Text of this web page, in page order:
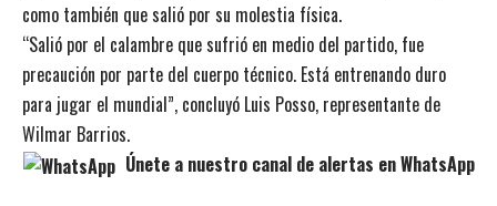
como también que salió por su molestia física.
“Salió por el calambre que sufrió en medio del partido, fue
precaución por parte del cuerpo técnico. Está entrenando duro
para jugar el mundial”, concluyó Luis Posso, representante de
Wilmar Barrios.
Únete a nuestro canal de alertas en WhatsApp